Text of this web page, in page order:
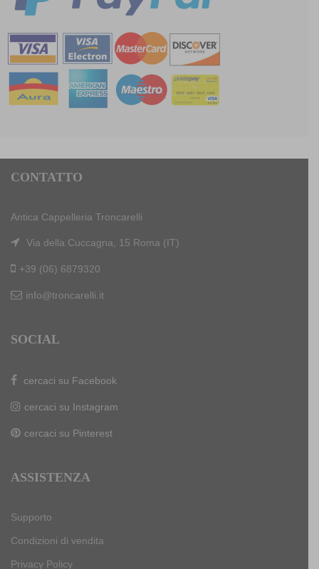
CONTATTO
Antica Cappelleria Troncarelli
Via della Cuccagna, 15 Roma (IT)
+39 (06) 6879320
info@troncarelli.it
SOCIAL
cercaci su Facebook
cercaci su Instagram
cercaci su Pinterest
ASSISTENZA
Supporto
Condizioni di vendita
Privacy Policy